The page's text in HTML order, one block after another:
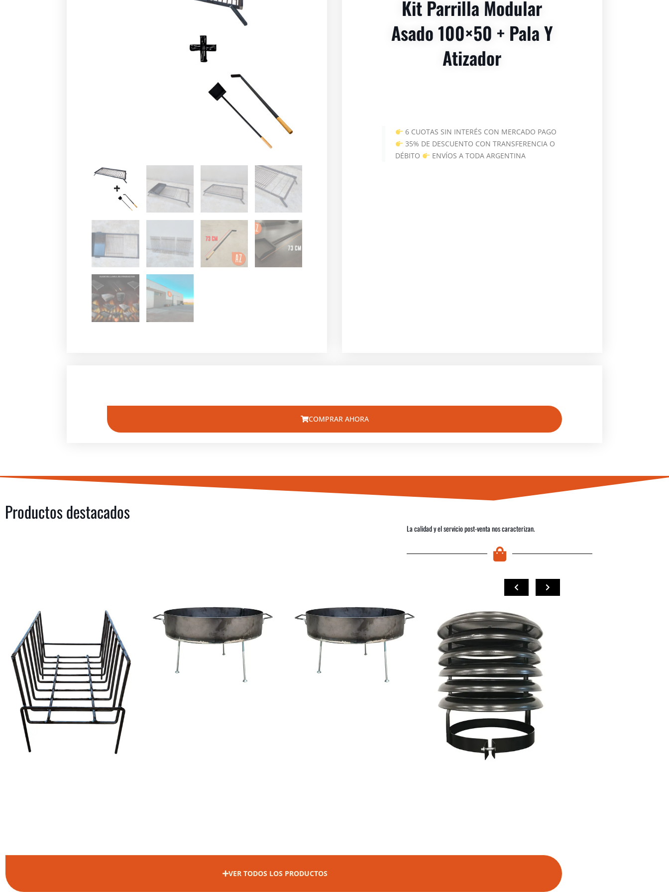
Kit Parrilla Modular
Asado 100×50 + Pala Y
Atizador
6 CUOTAS SIN INTERÉS CON MERCADO PAGO
35% DE DESCUENTO CON TRANSFERENCIA O
DÉBITO
ENVÍOS A TODA ARGENTINA
COMPRAR AHORA
Productos destacados
La calidad y el servicio post-venta nos caracterizan.
COMPRAR COMPRAR COMPRAR COMPRAR
VER TODOS LOS PRODUCTOS